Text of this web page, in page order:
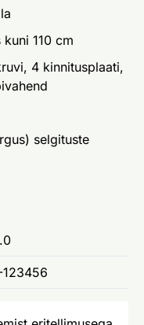
110 cm
4 kinnitusplaati,
selgituste
123456